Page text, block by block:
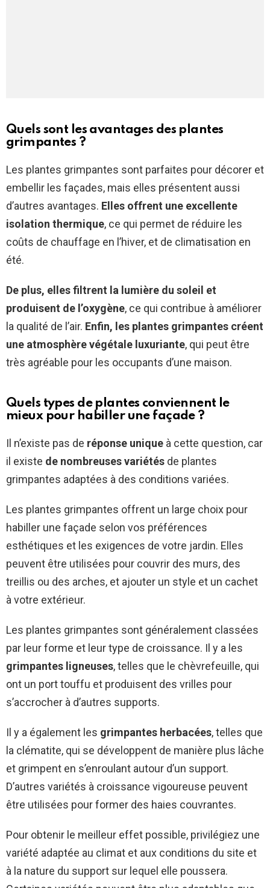
Quels sont les avantages des plantes
grimpantes ?
Les plantes grimpantes sont parfaites pour décorer et
embellir les façades, mais elles présentent aussi
d’autres avantages. Elles offrent une excellente
isolation thermique, ce qui permet de réduire les
coûts de chauffage en l’hiver, et de climatisation en
été.
De plus, elles filtrent la lumière du soleil et
produisent de l’oxygène, ce qui contribue à améliorer
la qualité de l’air. Enfin, les plantes grimpantes créent
une atmosphère végétale luxuriante, qui peut être
très agréable pour les occupants d’une maison.
Quels types de plantes conviennent le
mieux pour habiller une façade ?
Il n’existe pas de réponse unique à cette question, car
il existe de nombreuses variétés de plantes
grimpantes adaptées à des conditions variées.
Les plantes grimpantes offrent un large choix pour
habiller une façade selon vos préférences
esthétiques et les exigences de votre jardin. Elles
peuvent être utilisées pour couvrir des murs, des
treillis ou des arches, et ajouter un style et un cachet
à votre extérieur.
Les plantes grimpantes sont généralement classées
par leur forme et leur type de croissance. Il y a les
grimpantes ligneuses, telles que le chèvrefeuille, qui
ont un port touffu et produisent des vrilles pour
s’accrocher à d’autres supports.
Il y a également les grimpantes herbacées, telles que
la clématite, qui se développent de manière plus lâche
et grimpent en s’enroulant autour d’un support.
D’autres variétés à croissance vigoureuse peuvent
être utilisées pour former des haies couvrantes.
Pour obtenir le meilleur effet possible, privilégiez une
variété adaptée au climat et aux conditions du site et
à la nature du support sur lequel elle poussera.